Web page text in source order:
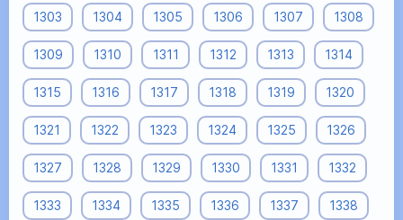
1303 1304 1305 1306 1307 1308
1309 1310 1311 1312 1313 1314
1315 1316 1317 1318 1319 1320
1321 1322 1323 1324 1325 1326
1327 1328 1329 1330 1331 1332
1333 1334 1335 1336 1337 1338